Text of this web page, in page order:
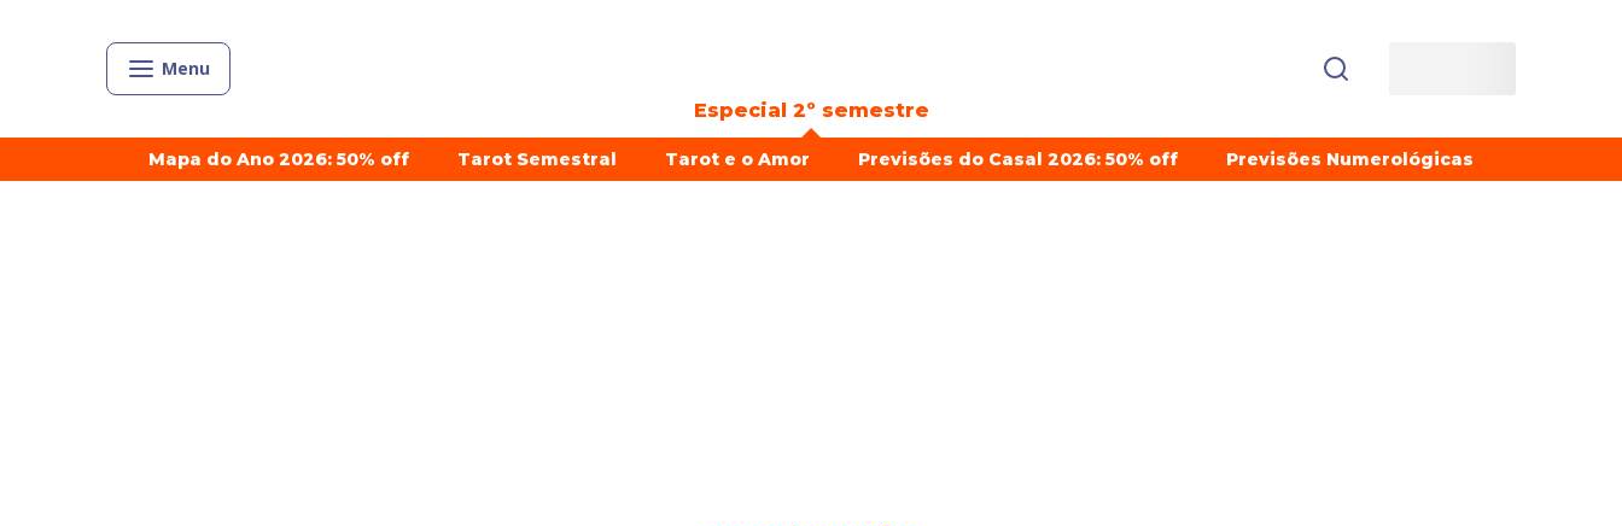
Menu
Especial 2º semestre
Mapa do Ano 2026: 50% off Tarot Semestral Tarot e o Amor Previsões do Casal 2026: 50% off Previsões Numerológicas